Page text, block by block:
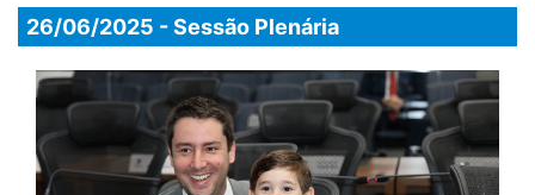
26/06/2025 - Sessão Plenária